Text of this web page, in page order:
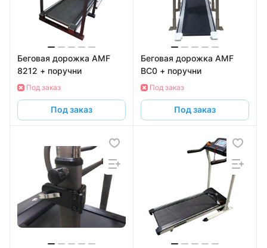
Беговая дорожка AMF
8212 + поручни
Под заказ
Под заказ
Беговая дорожка AMF
BC0 + поручни
Под заказ
Под заказ